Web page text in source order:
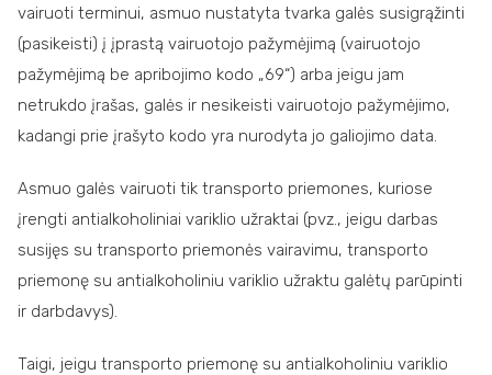
vairuoti terminui, asmuo nustatyta tvarka galės susigrąžinti
(pasikeisti) į įprastą vairuotojo pažymėjimą (vairuotojo
pažymėjimą be apribojimo kodo „69“) arba jeigu jam
netrukdo įrašas, galės ir nesikeisti vairuotojo pažymėjimo,
kadangi prie įrašyto kodo yra nurodyta jo galiojimo data.
Asmuo galės vairuoti tik transporto priemones, kuriose
įrengti antialkoholiniai variklio užraktai (pvz., jeigu darbas
susijęs su transporto priemonės vairavimu, transporto
priemonę su antialkoholiniu variklio užraktu galėtų parūpinti
ir darbdavys).
Taigi, jeigu transporto priemonę su antialkoholiniu variklio